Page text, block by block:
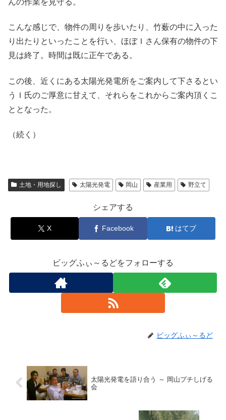
んの作業を見守る。
こんな感じで、物件の周りを歩いたり、竹薮の中に入った
り出たりといったことを行い、ほぼＩさん保有の物件の下
見は終了。時間は既に正午である。
この後、近くにある太陽光発電所をご案内して下さるとい
うＩ氏のご厚意に甘えて、それらをこれからご案内頂くこ
ととなった。
（続く）
土地・用地探し 太陽光発電 岡山 産業用 野立て
シェアする
X Facebook はてブ
ビッグふぃ～るどをフォローする
ビッグふぃ～るど
太陽光発電を語り合う ～ 岡山プチしげる
会